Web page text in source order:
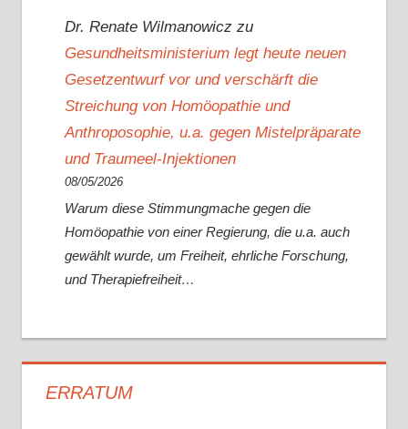
Dr. Renate Wilmanowiczzu
Gesundheitsministerium legt heute neuen
Gesetzentwurf vor und verschärft die
Streichung von Homöopathie und
Anthroposophie, u.a. gegen Mistelpräparate
und Traumeel-Injektionen
08/05/2026
Warum diese Stimmungmache gegen die
Homöopathie von einer Regierung, die u.a. auch
gewählt wurde, um Freiheit, ehrliche Forschung,
und Therapiefreiheit…
ERRATUM